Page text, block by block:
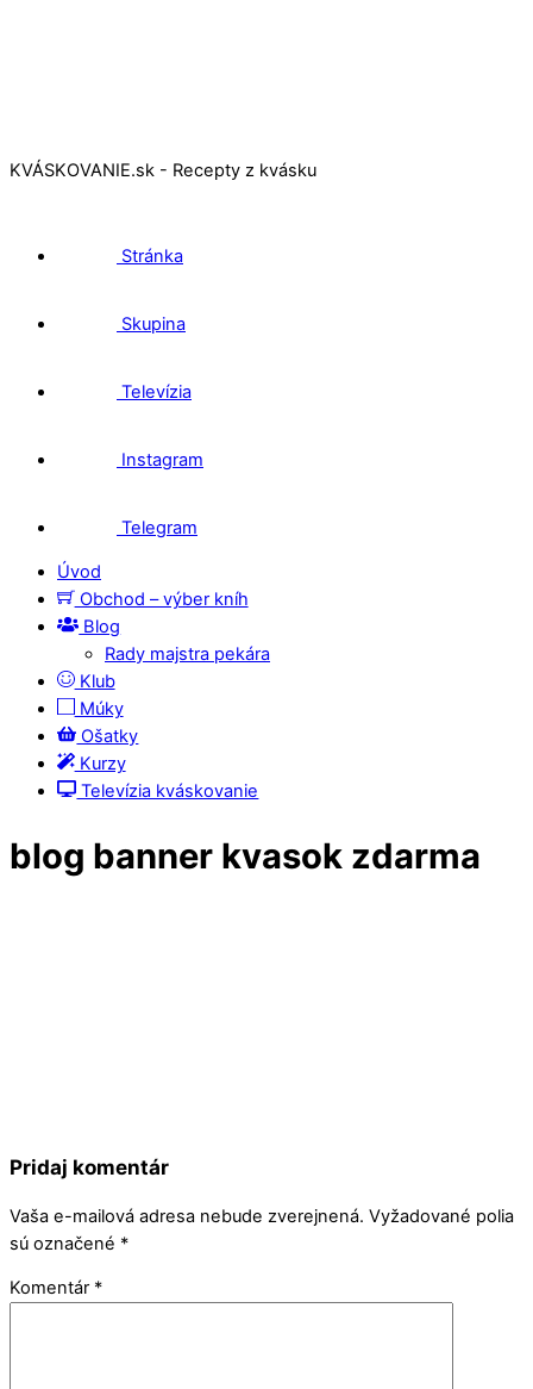
KVÁSKOVANIE.sk - Recepty z kvásku
Stránka
Skupina
Televízia
Instagram
Telegram
Úvod
Obchod – výber kníh
Blog
Rady majstra pekára
Klub
Múky
Ošatky
Kurzy
Televízia kváskovanie
blog banner kvasok zdarma
Pridaj komentár
Vaša e-mailová adresa nebude zverejnená. Vyžadované polia
sú označené *
Komentár *